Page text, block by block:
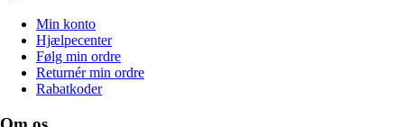
Min konto
Hjælpecenter
Følg min ordre
Returnér min ordre
Rabatkoder